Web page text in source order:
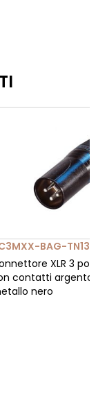
BAG-TN134
XLR 3 poli
contatti argentati
nero